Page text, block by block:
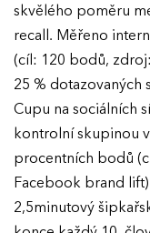
skvělého poměru
recall. Měřeno
(cíl: 120 bodů,
25 % dotazovaných
Cupu na sociálních
kontrolní skupinou
procentních bodů
Facebook brand
2,5minutový